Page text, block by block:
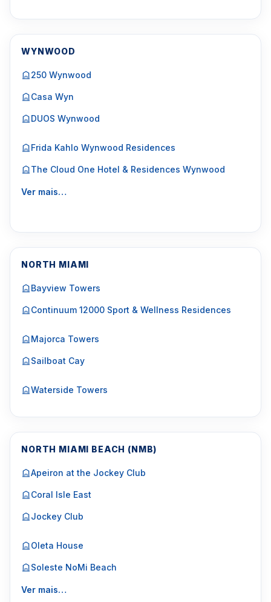
WYNWOOD
250 Wynwood
Casa Wyn
DUOS Wynwood
Frida Kahlo Wynwood Residences
The Cloud One Hotel & Residences Wynwood
Ver mais…
NORTH MIAMI
Bayview Towers
Continuum 12000 Sport & Wellness Residences
Majorca Towers
Sailboat Cay
Waterside Towers
NORTH MIAMI BEACH (NMB)
Apeiron at the Jockey Club
Coral Isle East
Jockey Club
Oleta House
Soleste NoMi Beach
Ver mais…